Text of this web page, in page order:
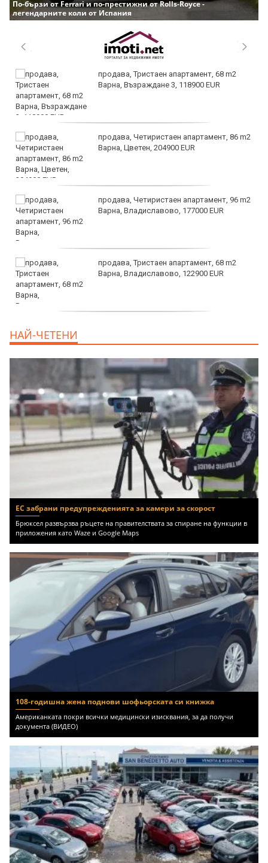
По-бързи от Ferrari и по-престижни от Rolls-Royce -
легендарните коли от Испания
продава, Тристаен апартамент, 68 m2
Варна, Възраждане 3, 118900 EUR
продава, Четиристаен апартамент, 86 m2
Варна, Цветен, 204900 EUR
продава, Четиристаен апартамент, 96 m2
Варна, Владиславово, 177000 EUR
продава, Тристаен апартамент, 68 m2
Варна, Владиславово, 122900 EUR
НАЙ-ЧЕТЕНИ
ЕС забрани предупрежденията за камери за скорост
Брюксел развързва ръцете на правителствата за спиране на функции в
приложения като Waze и Google Maps
108-годишна жена поднови шофьорската си книжка
Американката покри всички медицински изисквания, за да получи
документа (ВИДЕО)